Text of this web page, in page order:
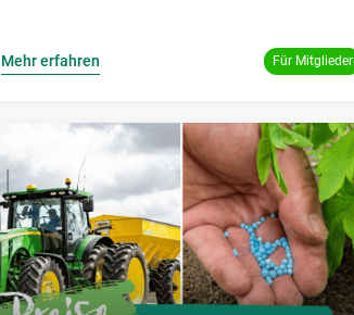
Mehr erfahren Für Mitglieder